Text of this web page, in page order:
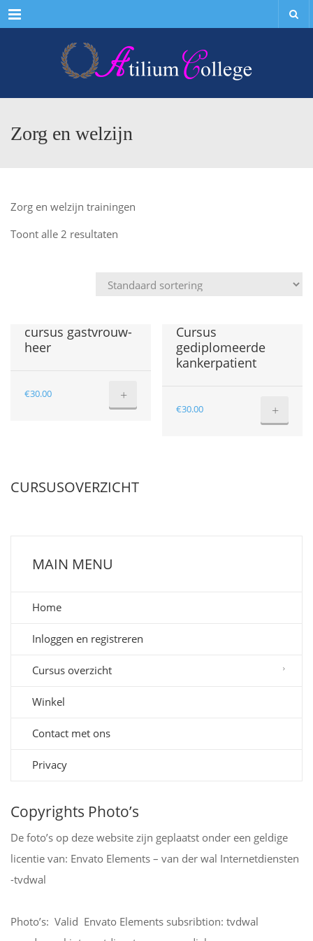
Menu
Zorg en welzijn
Zorg en welzijn trainingen
Toont alle 2 resultaten
cursus gastvrouw-
heer
€30.00 +
Cursus
gediplomeerde
kankerpatient
€30.00 +
CURSUSOVERZICHT
MAIN MENU
Home
Inloggen en registreren
Cursus overzicht
Winkel
Contact met ons
Privacy
Copyrights Photo’s
De foto’s op deze website zijn geplaatst onder een geldige
licentie van: Envato Elements – van der wal Internetdiensten
-tvdwal
Photo’s: Valid Envato Elements subsribtion: tvdwal